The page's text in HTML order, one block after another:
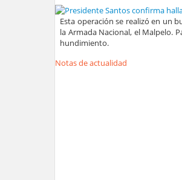
Esta operación se realizó en un
la Armada Nacional, el Malpelo.
hundimiento.
Notas de actualidad